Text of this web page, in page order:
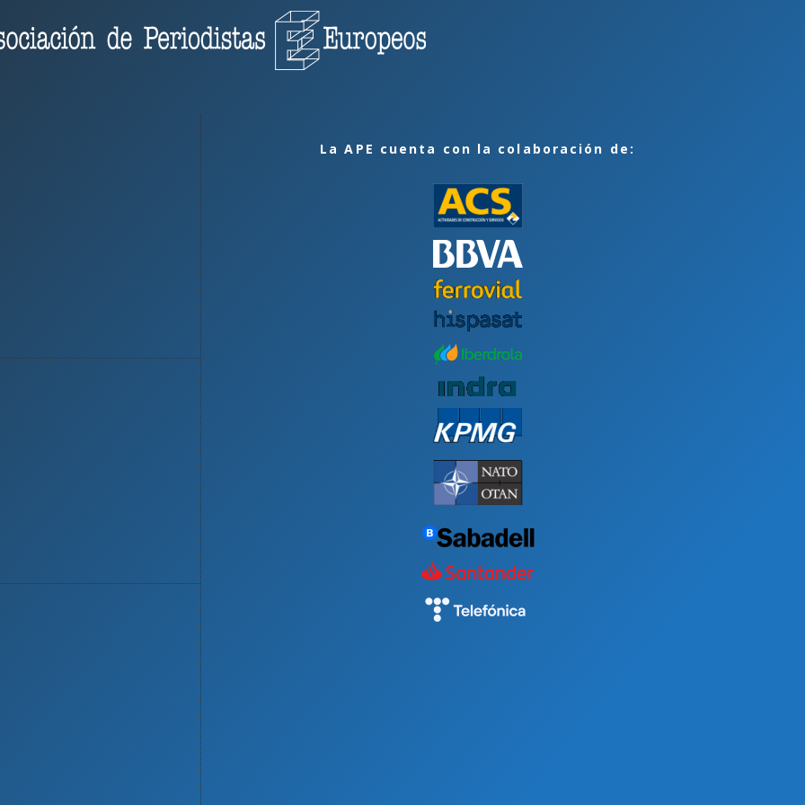
La APE cuenta con la colaboración de: